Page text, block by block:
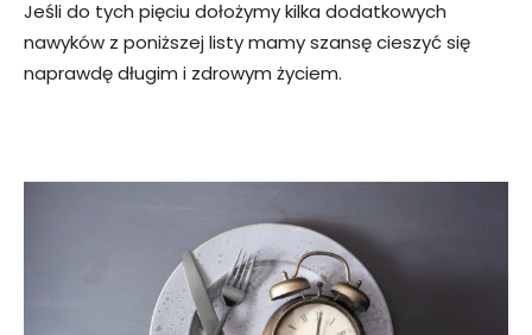
Jeśli do tych pięciu dołożymy kilka dodatkowych
nawyków z poniższej listy mamy szansę cieszyć się
naprawdę długim i zdrowym życiem.